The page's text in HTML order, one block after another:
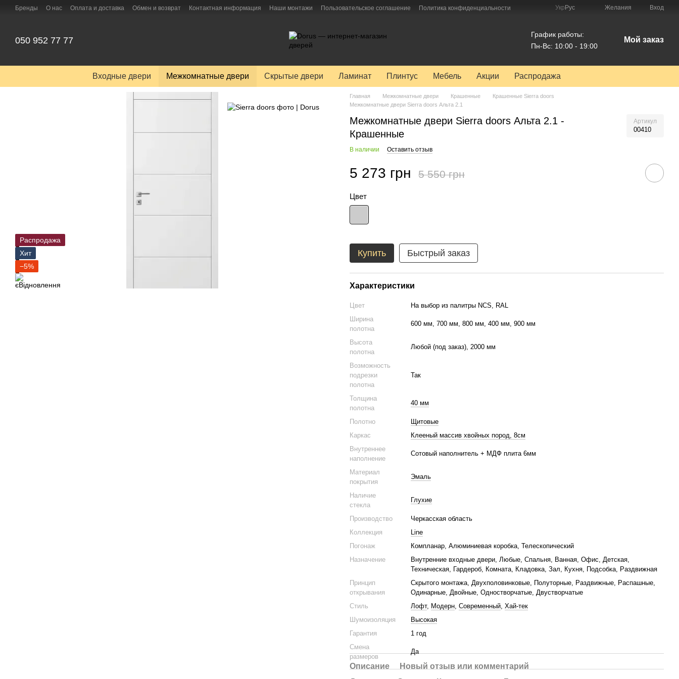
Перейти к основному контенту
Бренды О нас Оплата и доставка Обмен и возврат Контактная информация Наши монтажи Пользовательское соглашение Политика конфиденциальности Укр Рус Желания Вход
050 952 77 77
График работы:
Пн-Вс: 10:00 - 19:00
Мой заказ
Входные двери Межкомнатные двери Скрытые двери Ламинат Плинтус Мебель Акции Распродажа
Распродажа
Хит
−5%
Главная Межкомнатные двери Крашенные
Крашенные Sierra doors
Межкомнатные двери Sierra doors Альта 2.1
Межкомнатные двери Sierra doors Альта 2.1 -
Крашенные
Артикул
00410
В наличии Оставить отзыв
5 273 грн 5 550 грн
Цвет
Купить Быстрый заказ
Характеристики
Цвет
На выбор из палитры NCS, RAL
Ширина
полотна
600 мм, 700 мм, 800 мм, 400 мм, 900 мм
Высота
полотна
Любой (под заказ), 2000 мм
Возможность
подрезки
полотна
Так
Толщина
полотна
40 мм
Полотно
Щитовые
Каркас
Клееный массив хвойных пород, 8см
Внутреннее
наполнение
Сотовый наполнитель + МДФ плита 6мм
Материал
покрытия
Эмаль
Наличие
стекла
Глухие
Производство
Черкасская область
Коллекция
Line
Погонаж
Компланар, Алюминиевая коробка, Телескопический
Назначение
Внутренние входные двери, Любые, Спальня, Ванная, Офис, Детская,
Техническая, Гардероб, Комната, Кладовка, Зал, Кухня, Подсобка, Раздвижная
Принцип
открывания
Скрытого монтажа, Двухполовинковые, Полуторные, Раздвижные, Распашные,
Одинарные, Двойные, Одностворчатые, Двустворчатые
Стиль
Лофт, Модерн, Современный, Хай-тек
Шумоизоляция
Высокая
Гарантия
1 год
Смена
размеров
Да
Описание
Новый отзыв или комментарий